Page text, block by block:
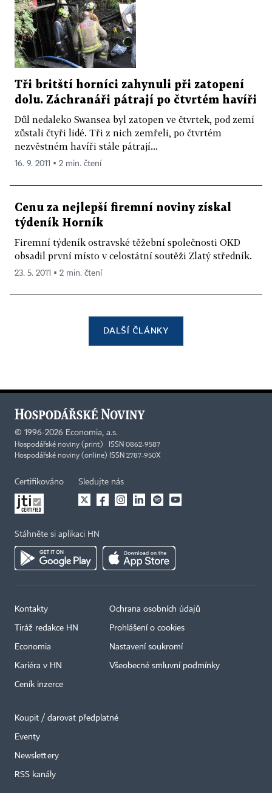
Tři britští horníci zahynuli při zatopení
dolu. Záchranáři pátrají po čtvrtém havíři
Důl nedaleko Swansea byl zatopen ve čtvrtek, pod zemí
zůstali čtyři lidé. Tři z nich zemřeli, po čtvrtém
nezvěstném havíři stále pátrají...
16. 9. 2011 ▪ 2 min. čtení
Cenu za nejlepší firemní noviny získal
týdeník Horník
Firemní týdeník ostravské těžební společnosti OKD
obsadil první místo v celostátní soutěži Zlatý středník.
23. 5. 2011 ▪ 2 min. čtení
DALŠÍ ČLÁNKY
© 1996-2026 Economia, a.s.
Hospodářské noviny (print) ISSN 0862-9587
Hospodářské noviny (online) ISSN 2787-950X
Certifikováno Sledujte nás
Stáhněte si aplikaci HN
Kontakty
Tiráž redakce HN
Economia
Kariéra v HN
Ceník inzerce
Ochrana osobních údajů
Prohlášení o cookies
Nastavení soukromí
Všeobecné smluvní podmínky
Koupit / darovat předplatné
Eventy
Newslettery
RSS kanály